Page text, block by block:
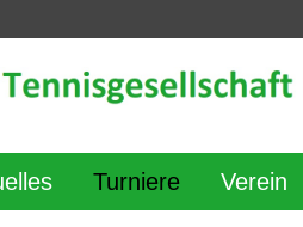
Turniere Verein